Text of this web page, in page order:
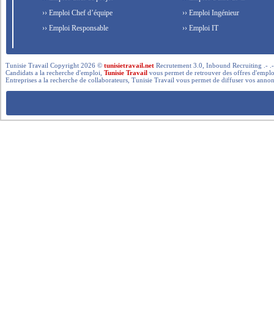
›› Emploi Chef d’équipe
›› Emploi Responsable
›› Emploi Ingénieur
›› Emploi IT
Tunisie Travail Copyright 2026 ©tunisietravail.net Recrutement 3.0, Inbound Recruiting .-
Candidats a la recherche d'emploi,Tunisie Travail vous permet de retrouver des offres
Entreprises a la recherche de collaborateurs, Tunisie Travail vous permet de diffuser vos